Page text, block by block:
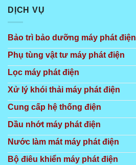
DỊCH VỤ
Bảo trì bảo dưỡng máy phát điện
Phụ tùng vật tư máy phát điện
Lọc máy phát điện
Xử lý khói thải máy phát điện
Cung cấp hệ thống điện
Dầu nhớt máy phát điện
Nước làm mát máy phát điện
Bộ điêu khiển máy phát điện